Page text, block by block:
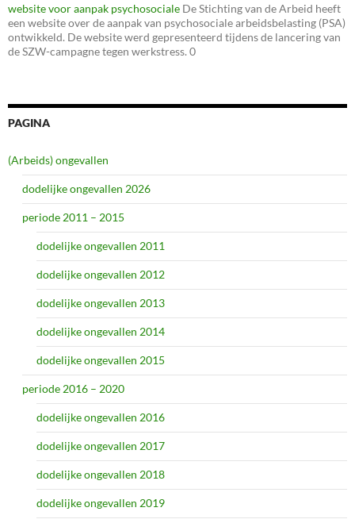
website voor aanpak psychosociale De Stichting van de Arbeid heeft
een website over de aanpak van psychosociale arbeidsbelasting (PSA)
ontwikkeld. De website werd gepresenteerd tijdens de lancering van
de SZW-campagne tegen werkstress. 0
PAGINA
(Arbeids) ongevallen
dodelijke ongevallen 2026
periode 2011 – 2015
dodelijke ongevallen 2011
dodelijke ongevallen 2012
dodelijke ongevallen 2013
dodelijke ongevallen 2014
dodelijke ongevallen 2015
periode 2016 – 2020
dodelijke ongevallen 2016
dodelijke ongevallen 2017
dodelijke ongevallen 2018
dodelijke ongevallen 2019